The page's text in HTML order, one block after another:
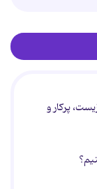
پرکار و